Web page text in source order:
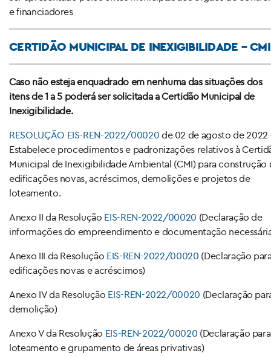
e financiadores
CERTIDÃO MUNICIPAL DE INEXIGIBILIDADE – CMI
Caso não esteja enquadrado em nenhuma das situações dos
itens de 1 a 5 poderá ser solicitada a Certidão Municipal de
Inexigibilidade.
RESOLUÇÃO EIS-REN-2022/00020 de 02 de agosto de 2022
Estabelece procedimentos e padronizações relativos à
Municipal de Inexigibilidade Ambiental (CMI) para construção
edificações novas, acréscimos, demolições e projetos de
loteamento.
Anexo II da Resolução EIS-REN-2022/00020 (Declaração de
informações do empreendimento e documentação
Anexo III da Resolução EIS-REN-2022/00020 (Declaração
edificações novas e acréscimos)
Anexo IV da Resolução EIS-REN-2022/00020 (Declaração
demolição)
Anexo V da Resolução EIS-REN-2022/00020 (Declaração para
loteamento e grupamento de áreas privativas)